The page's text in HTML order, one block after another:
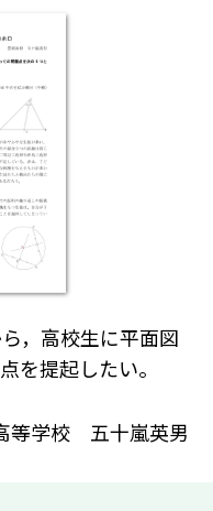
，高校生に平面図
を提起したい。
等学校 五十嵐英男